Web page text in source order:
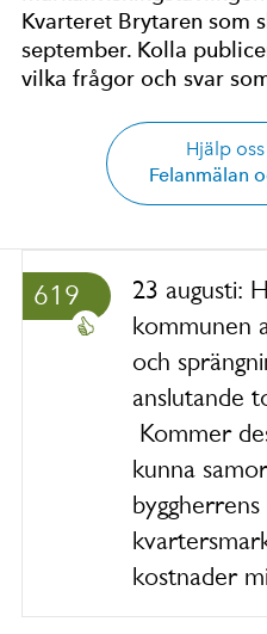
Kvarteret Brytaren som
september. Kolla
vilka frågor och svar
Hjälp
Felanmälan
619
23 augusti:
kommunen
och
anslutande
Kommer
kunna
kostnader